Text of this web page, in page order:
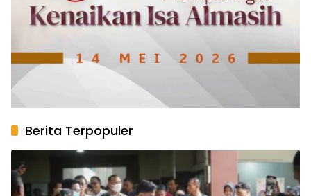
Berita Terpopuler